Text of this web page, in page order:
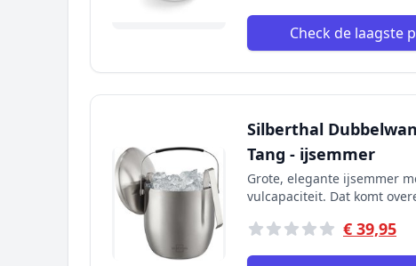
Check de laagste
Silberthal
Tang - ijsemmer
Grote, elegante ijsemmer
vulcapaciteit. Dat komt
€ 39,95